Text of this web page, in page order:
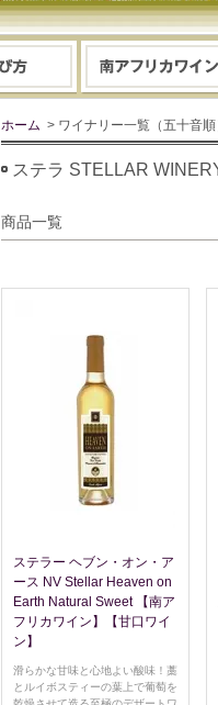
ホーム > ワイナリー一覧（五十音順
ステラ STELLAR
商品一覧
ステラー ヘブン・オン・ア
ース NV Stellar Heaven on
Earth Natural Sweet 【南ア
フリカワイン】【甘口ワイ
ン】
滑らかな甘味と心地よい酸味！藁
とルイボスティーの葉上で葡萄を